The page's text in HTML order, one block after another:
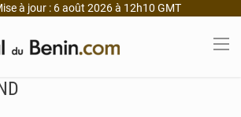
à jour : 6 août 2026 à 12h10 GMT